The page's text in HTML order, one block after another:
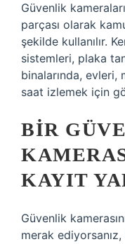
Güvenlik
parçası olarak
şekilde kullanılır.
sistemleri, plaka
binalarında,
saat izlemek için
BIR
KAYIT
Güvenlik
merak ediyorsanız,